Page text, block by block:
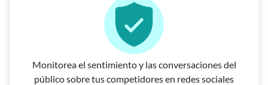
Monitorea el sentimiento y las conversaciones del
público sobre tus competidores en redes sociales